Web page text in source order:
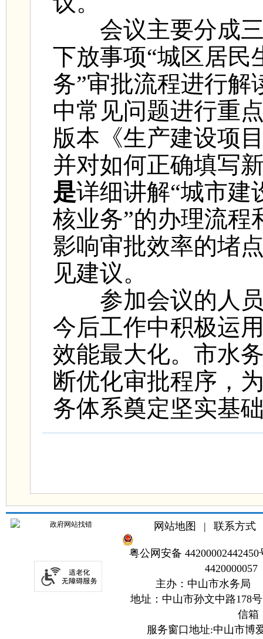
会议主要分成三
下放事项“城区居民
务”审批流程进行解
中常见问题进行重
版本《生产建设项
并对如何正确填写
是详细讲解“城市建
核业务”的办理流程
影响审批效率的堵
见建议。
参加会议的人员
今后工作中积极运
效能最大化。市水
断优化审批程序，
务体系奠定坚实基
网站地图 | 联系方式
粤公网安备 44200002442450
4420000057
主办：中山市水务局
地址：中山市孙文中路178号
信箱
服务窗口地址:中山市博